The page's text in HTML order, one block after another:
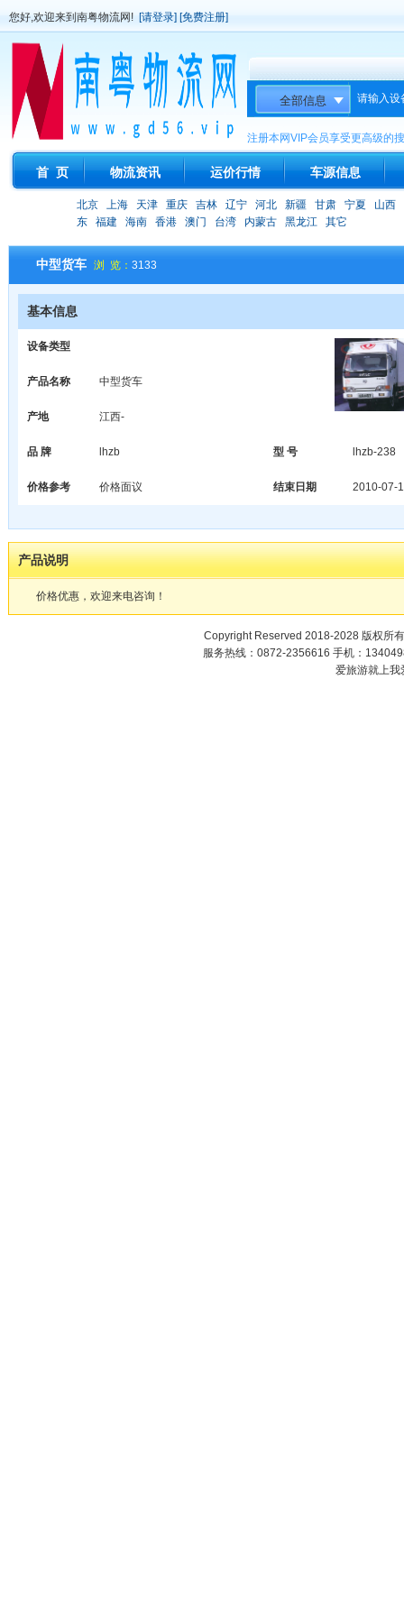
您好,欢迎来到南粤物流网! [请登录] [免费注册]
请输入设
注册本网VIP会员享受更高级的
首 页 物流资讯 运价行情 车源信息
北京 上海 天津 重庆 吉林 辽宁 河北 新疆 甘肃 宁夏
山西
东
福建 海南 香港 澳门 台湾 内蒙古 黑龙江 其它
中型货车 浏 览： 3133
基本信息
设备类型
产品名称 中型货车
产地 江西-
品 牌 lhzb 型 号 lhzb-238
价格参考 价格面议 结束日期 2010-07-
产品说明
价格优惠，欢迎来电咨询！
Copyright Reserved 2018-2028 版权所
服务热线：0872-2356616 手机：
爱旅游就上我